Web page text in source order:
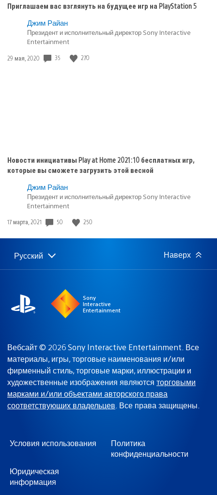
Приглашаем вас взглянуть на будущее игр на PlayStation 5
Опубликовано
PlayStation
5
Джим Райан
Президент и исполнительный директор Sony Interactive
Entertainment
Дата
29 мая, 2020 35 270
Новости инициативы Play at Home 2021: 10 бесплатных игр,
которые вы сможете загрузить этой весной
Джим Райан
Президент и исполнительный директор Sony Interactive
Entertainment
Дата
17 марта, 2021 50 250
Выбор
Выбранный
Русский Наверх
Sony
Interactive
Entertainment
Вебсайт © 2026 Sony Interactive Entertainment. Все
материалы, игры, торговые наименования и/или
фирменный стиль, торговые марки, иллюстрации и
художественные изображения являются торговыми
марками и/или объектами авторского права
соответствующих владельцев. Все права защищены.
Условия использования
Политика
конфиденциальности
Юридическая
информация